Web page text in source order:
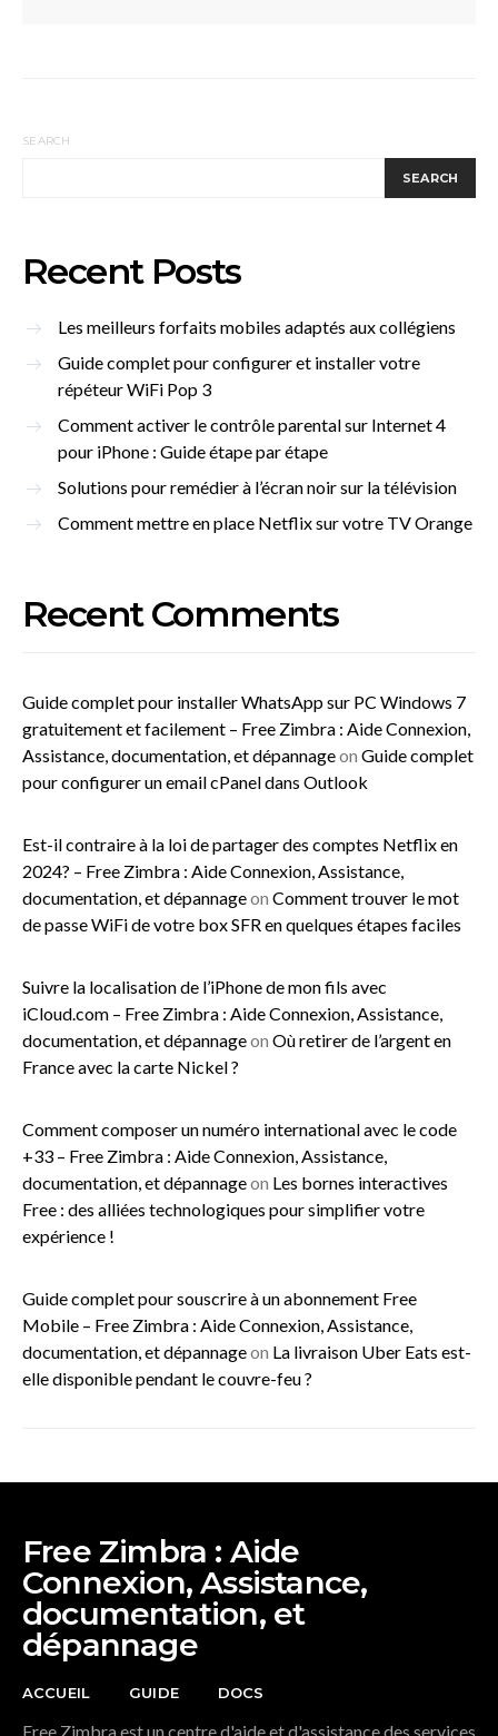
SEARCH
SEARCH
Recent Posts
Les meilleurs forfaits mobiles adaptés aux collégiens
Guide complet pour configurer et installer votre
répéteur WiFi Pop 3
Comment activer le contrôle parental sur Internet 4
pour iPhone : Guide étape par étape
Solutions pour remédier à l’écran noir sur la télévision
Comment mettre en place Netflix sur votre TV Orange
Recent Comments
Guide complet pour installer WhatsApp sur PC Windows 7
gratuitement et facilement – Free Zimbra : Aide Connexion,
Assistance, documentation, et dépannageon Guide complet
pour configurer un email cPanel dans Outlook
Est-il contraire à la loi de partager des comptes Netflix en
2024? – Free Zimbra : Aide Connexion, Assistance,
documentation, et dépannageon Comment trouver le mot
de passe WiFi de votre box SFR en quelques étapes faciles
Suivre la localisation de l’iPhone de mon fils avec
iCloud.com – Free Zimbra : Aide Connexion, Assistance,
documentation, et dépannageon Où retirer de l’argent en
France avec la carte Nickel ?
Comment composer un numéro international avec le code
+33 – Free Zimbra : Aide Connexion, Assistance,
documentation, et dépannageon Les bornes interactives
Free : des alliées technologiques pour simplifier votre
expérience !
Guide complet pour souscrire à un abonnement Free
Mobile – Free Zimbra : Aide Connexion, Assistance,
documentation, et dépannageon La livraison Uber Eats est-
elle disponible pendant le couvre-feu ?
Free Zimbra : Aide
Connexion, Assistance,
documentation, et
dépannage
ACCUEIL GUIDE DOCS
Free Zimbra est un centre d'aide et d'assistance des services